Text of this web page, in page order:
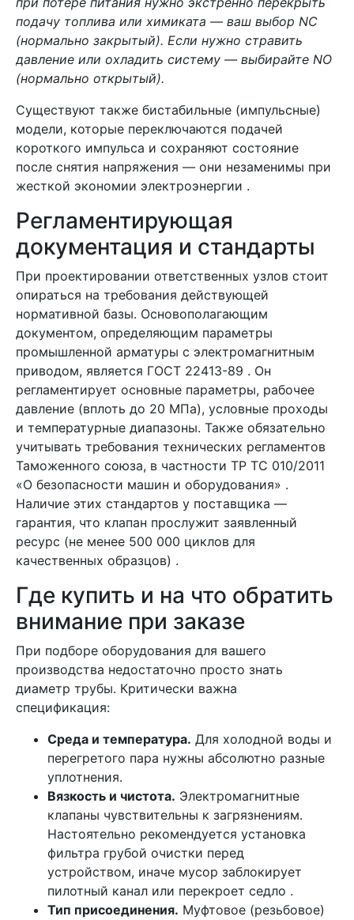
подачу топлива или химиката — ваш выбор NC
(нормально закрытый). Если нужно стравить
давление или охладить систему — выбирайте NO
(нормально открытый).
Существуют также бистабильные (импульсные)
модели, которые переключаются подачей
короткого импульса и сохраняют состояние
после снятия напряжения — они незаменимы при
жесткой экономии электроэнергии .
Регламентирующая
документация и стандарты
При проектировании ответственных узлов стоит
опираться на требования действующей
нормативной базы. Основополагающим
документом, определяющим параметры
промышленной арматуры с электромагнитным
приводом, является ГОСТ 22413-89 . Он
регламентирует основные параметры, рабочее
давление (вплоть до 20 МПа), условные проходы
и температурные диапазоны. Также обязательно
учитывать требования технических регламентов
Таможенного союза, в частности ТР ТС 010/2011
«О безопасности машин и оборудования» .
Наличие этих стандартов у поставщика —
гарантия, что клапан прослужит заявленный
ресурс (не менее 500 000 циклов для
качественных образцов) .
Где купить и на что обратить
внимание при заказе
При подборе оборудования для вашего
производства недостаточно просто знать
диаметр трубы. Критически важна
спецификация:
Среда и температура. Для холодной воды и
перегретого пара нужны абсолютно разные
уплотнения.
Вязкость и чистота. Электромагнитные
клапаны чувствительны к загрязнениям.
Настоятельно рекомендуется установка
фильтра грубой очистки перед
устройством, иначе мусор заблокирует
пилотный канал или перекроет седло .
Тип присоединения. Муфтовое (резьбовое)